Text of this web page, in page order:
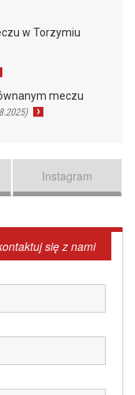
w Torzymiu
meczu
Instagram
się z nami